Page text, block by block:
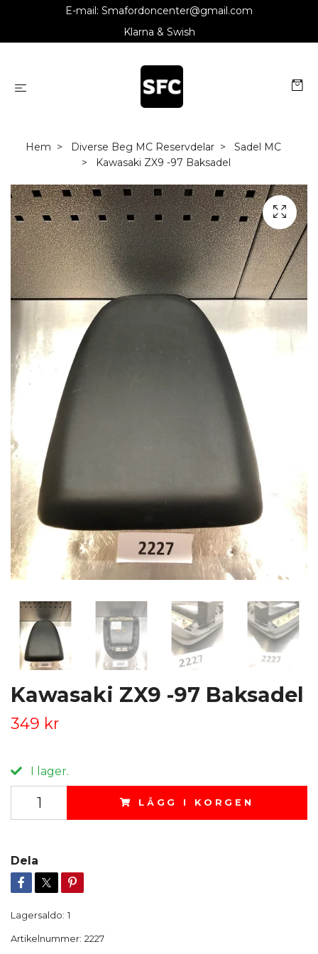
E-mail: Smafordoncenter@gmail.com
Klarna & Swish
Hem Diverse Beg MC Reservdelar
Sadel MC
Kawasaki ZX9 -97 Baksadel
Kawasaki ZX9 -97 Baksadel
349 kr
I lager.
LÄGG I KORGEN
Dela
Lagersaldo: 1
Artikelnummer: 2227